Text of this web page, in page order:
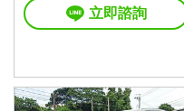
立即諮詢